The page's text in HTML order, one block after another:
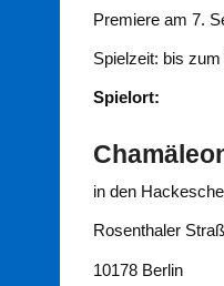
Premiere am 7.
Spielzeit: bis
Spielort:
in den
Rosenthaler
10178 Berlin